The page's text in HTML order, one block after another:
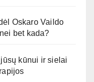
Oskaro Vaildo
bet kada?
kūnui ir sielai